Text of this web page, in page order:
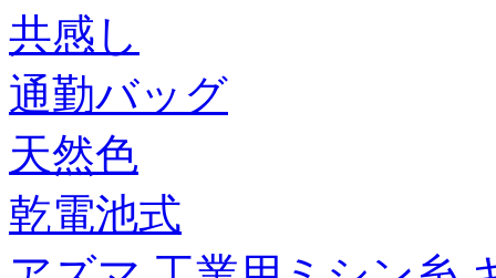
共感し
通勤バッグ
天然色
乾電池式